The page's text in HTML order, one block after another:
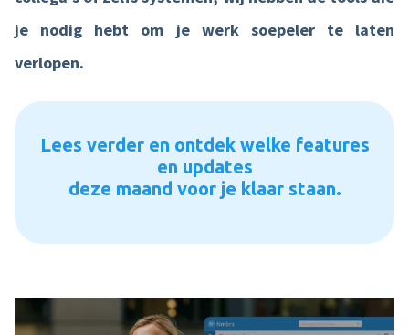
Product tour
Mobiele app
Integraties
Nmbrs Marketplace
je nodig hebt om je werk soepeler te laten
verlopen.
Lees verder en ontdek welke features
en updates
deze maand voor je klaar staan.